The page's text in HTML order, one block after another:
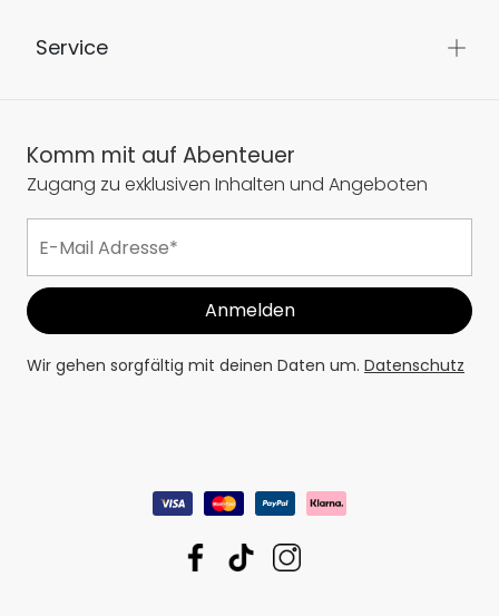
Service
Komm mit auf Abenteuer
Zugang zu exklusiven Inhalten und Angeboten
Wir gehen sorgfältig mit deinen Daten um. Datenschutz